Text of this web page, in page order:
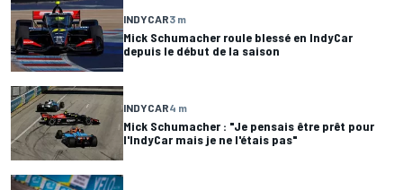
INDYCAR3 m
Mick Schumacher roule blessé en IndyCar
depuis le début de la saison
INDYCAR4 m
Mick Schumacher : "Je pensais être prêt pour
l'IndyCar mais je ne l'étais pas"